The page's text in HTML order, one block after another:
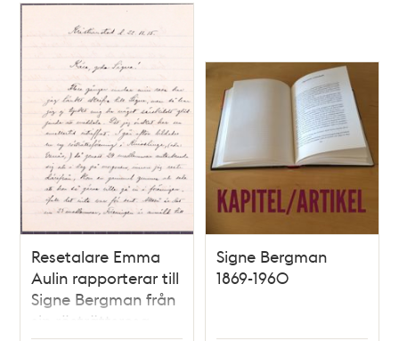
Resetalare Emma
Aulin rapporterar till
Signe Bergman från
sin rösträttsresa
Signe Bergman
1869-1960